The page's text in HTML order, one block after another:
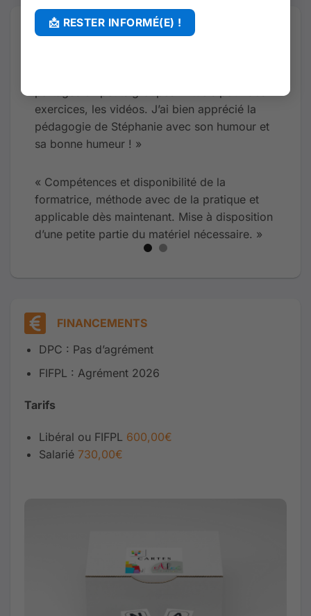
TÉMOIGNAGES
exercices, les vidéos. J’ai bien apprécié la
pédagogie de Stéphanie avec son humour et
sa bonne humeur ! »
« Compétences et disponibilité de la
formatrice, méthode avec de la pratique et
applicable dès maintenant. Mise à disposition
d’une petite partie du matériel nécessaire. »
de
FINANCEMENTS
DPC : Pas d’agrément
FIFPL : Agrément 2026
Tarifs
Libéral ou FIFPL 600,00€
Salarié 730,00€